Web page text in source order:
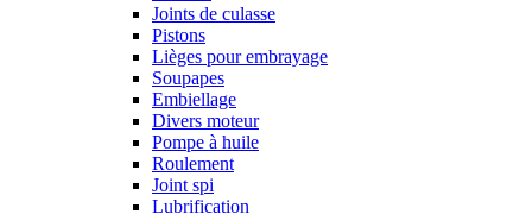
Joints de culasse
Pistons
Lièges pour embrayage
Soupapes
Embiellage
Divers moteur
Pompe à huile
Roulement
Joint spi
Lubrification